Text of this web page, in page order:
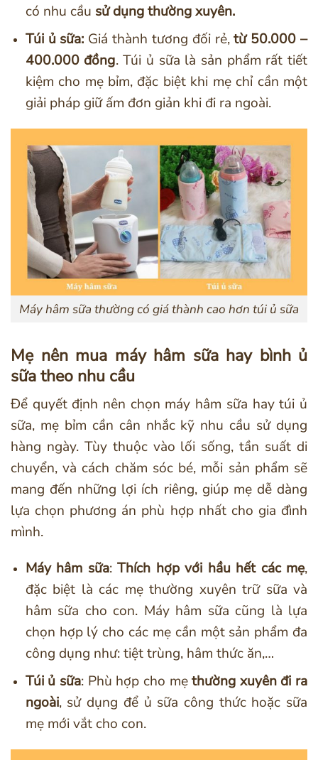
có nhu cầu sử dụng thường xuyên.
Túi ủ sữa: Giá thành tương đối rẻ,từ 50.000 –
400.000 đồng. Túi ủ sữa là sản phẩm rất tiết
kiệm cho mẹ bỉm, đặc biệt khi mẹ chỉ cần một
giải pháp giữ ấm đơn giản khi đi ra ngoài.
Máy hâm sữa thường có giá thành cao hơn túi ủ sữa
Mẹ nên mua máy hâm sữa hay bình ủ
sữa theo nhu cầu
Để quyết định nên chọn máy hâm sữa hay túi ủ
sữa, mẹ bỉm cần cân nhắc kỹ nhu cầu sử dụng
hàng ngày. Tùy thuộc vào lối sống, tần suất di
chuyển, và cách chăm sóc bé, mỗi sản phẩm sẽ
mang đến những lợi ích riêng, giúp mẹ dễ dàng
lựa chọn phương án phù hợp nhất cho gia đình
mình.
Máy hâm sữa:Thích hợp với hầu hết các mẹ,
đặc biệt là các mẹ thường xuyên trữ sữa và
hâm sữa cho con. Máy hâm sữa cũng là lựa
chọn hợp lý cho các mẹ cần một sản phẩm đa
công dụng như: tiệt trùng, hâm thức ăn,…
Túi ủ sữa: Phù hợp cho mẹthường xuyên đi ra
ngoài, sử dụng để ủ sữa công thức hoặc sữa
mẹ mới vắt cho con.